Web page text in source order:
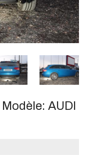
Modèle: AUDI